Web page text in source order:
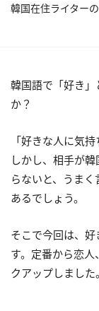
韓国在住ライター
韓国語で「好き
か？
「好きな人に気
しかし、相手が
らないと、うま
あるでしょう。
そこで今回は、
す。定番から恋
クアップしました